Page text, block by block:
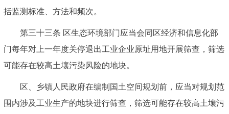
括监测标准、方法和频次。
第三十三条 区生态环境部门应当会同区经济和信息化部
门每年对上一年度关停退出工业企业原址用地开展筛查，筛选
可能存在较高土壤污染风险的地块。
区、乡镇人民政府在编制国土空间规划前，应当对规划范
围内涉及工业生产的地块进行筛查，筛选可能存在较高土壤污